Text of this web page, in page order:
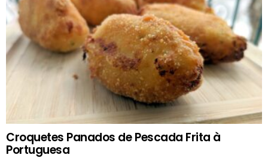
Croquetes Panados de Pescada Frita à
Portuguesa